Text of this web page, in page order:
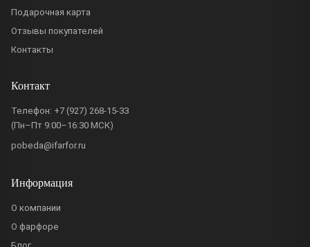
Подарочная карта
Отзывы покупателей
Контакты
Контакт
Телефон: +7 (927) 268-15-33
(Пн–Пт 9:00–16:30 МСК)
pobeda@ifarfor.ru
Информация
О компании
О фарфоре